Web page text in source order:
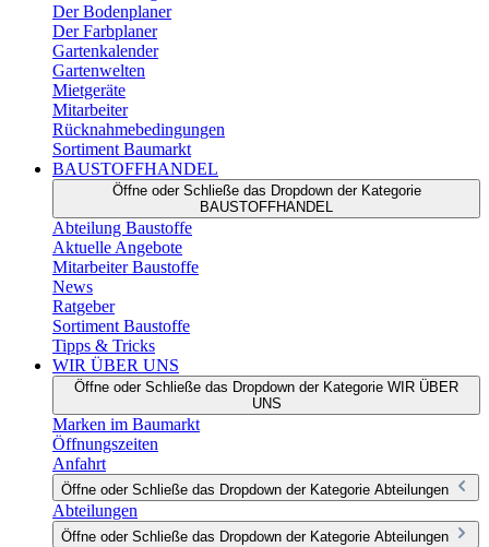
Der Bodenplaner
Der Farbplaner
Gartenkalender
Gartenwelten
Mietgeräte
Mitarbeiter
Rücknahmebedingungen
Sortiment Baumarkt
BAUSTOFFHANDEL
Öffne oder Schließe das Dropdown der Kategorie
BAUSTOFFHANDEL
Abteilung Baustoffe
Aktuelle Angebote
Mitarbeiter Baustoffe
News
Ratgeber
Sortiment Baustoffe
Tipps & Tricks
WIR ÜBER UNS
Öffne oder Schließe das Dropdown der Kategorie WIR ÜBER
UNS
Marken im Baumarkt
Öffnungszeiten
Anfahrt
Öffne oder Schließe das Dropdown der Kategorie Abteilungen
Abteilungen
Öffne oder Schließe das Dropdown der Kategorie Abteilungen